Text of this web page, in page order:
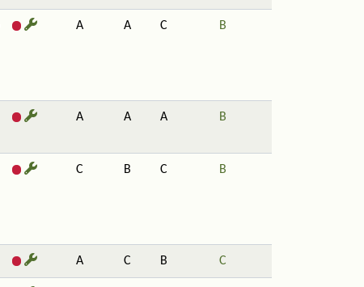
A A C B
A A A B
C B C B
A C B C